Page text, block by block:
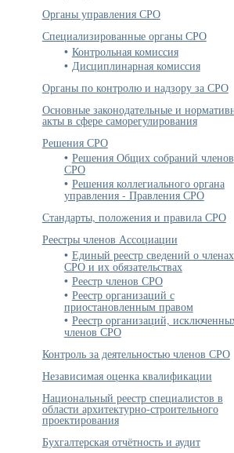
Органы управления СРО
Специализированные органы СРО
Контрольная комиссия
Дисциплинарная комиссия
Органы по контролю и надзору за СРО
Основные законодательные и
акты в сфере саморегулирования
Решения СРО
Решения Общих собраний членов
СРО
Решения коллегиального органа
управления - Правления СРО
Стандарты, положения и правила СРО
Реестры членов Ассоциации
Единый реестр сведений о членах
СРО и их обязательствах
Реестр членов СРО
Реестр организаций с
приостановленным правом
Реестр организаций,
членов СРО
Контроль за деятельностью членов СРО
Независимая оценка квалификации
Национальный реестр специалистов в
области архитектурно-строительного
проектирования
Бухгалтерская отчётность и аудит